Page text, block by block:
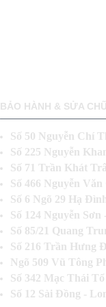
BẢO HÀNH & SỬA
Số 50 Nguyễn
Số 225 Nguyễn
Số 71 Trần Khát
Số 466 Nguyễn
Số 6 Ngõ 29 Hạ
Số 124 Nguyễn Sơn
Số 85/21 Quang
Số 216 Trần Hưng
Ngõ 509 Vũ Tông
Số 342 Mạc Thái
Số 12 Sài Đồng -